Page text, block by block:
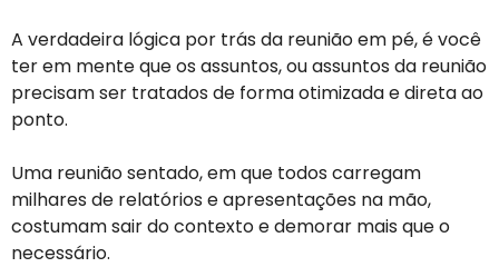
A verdadeira lógica por trás da reunião em pé, é você
ter em mente que os assuntos, ou assuntos da reunião
precisam ser tratados de forma otimizada e direta ao
ponto.
Uma reunião sentado, em que todos carregam
milhares de relatórios e apresentações na mão,
costumam sair do contexto e demorar mais que o
necessário.